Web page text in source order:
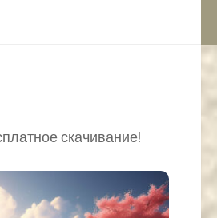
скачивание!